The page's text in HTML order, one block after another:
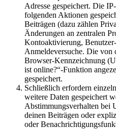
Adresse gespeichert. Die
folgenden Aktionen
Beiträgen (dazu zählen
Änderungen an zentralen
Kontoaktivierung,
Anmeldeversuche. Die von
Browser-Kennzeichnung
ist online?“-Funktion
gespeichert.
Schließlich erfordern
weitere Daten gespeichert
Abstimmungsverhalten bei
deinen Beiträgen oder
oder